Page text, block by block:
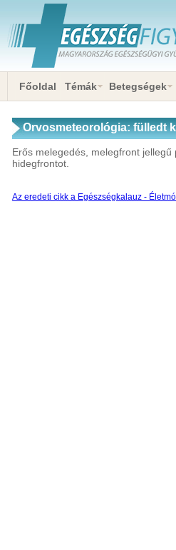
Főoldal Témák Betegségek
Orvosmeteorológia: fülledt
Erős melegedés, melegfront
hidegfrontot.
Az eredeti cikk a Egészségkalauz -